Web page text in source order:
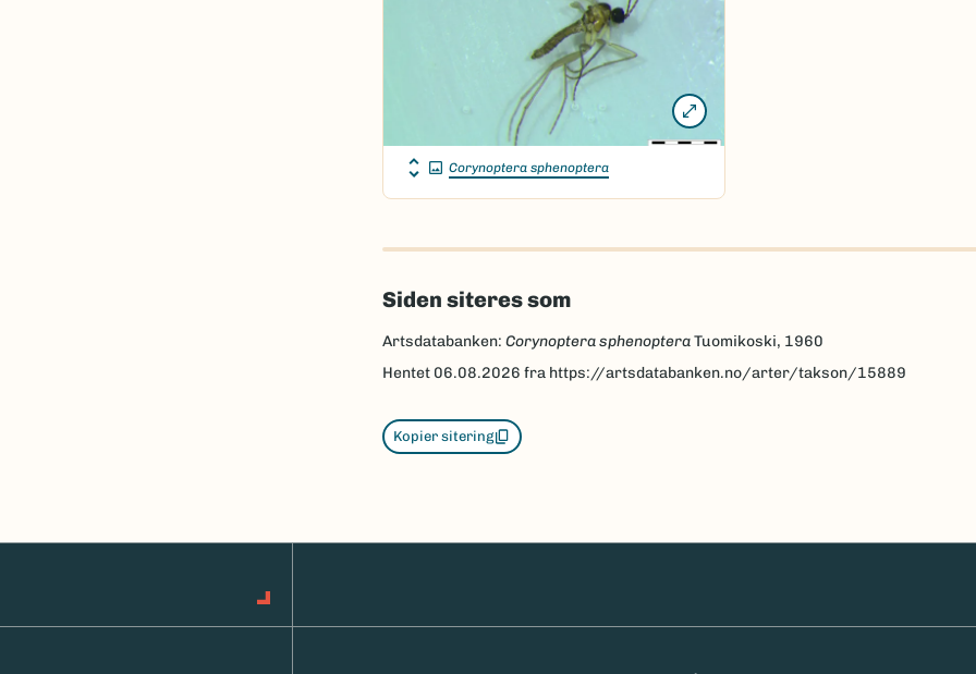
Corynoptera sphenoptera
Siden siteres som
Artsdatabanken: Corynoptera sphenopteraTuomikoski, 1960
Hentet 06.08.2026 fra https://artsdatabanken.no/arter/takson/15889
Kopier sitering